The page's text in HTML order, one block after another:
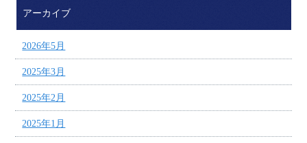
アーカイブ
2026年5月
2025年3月
2025年2月
2025年1月